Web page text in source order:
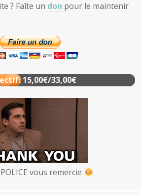
? Faîte un don pour le maintenir
15,00€/33,00€
vous remercie .